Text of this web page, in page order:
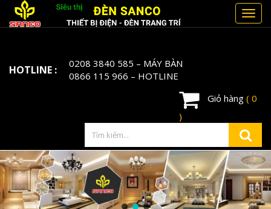
HOTLINE : 0208 3840 585 – MÁY BÀN
0866 115 966 – HOTLINE
Giỏ hàng ( 0
)